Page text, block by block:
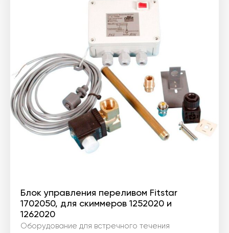
Блок управления переливом Fitstar
1702050, для скиммеров 1252020 и
1262020
Оборудование для встречного течения